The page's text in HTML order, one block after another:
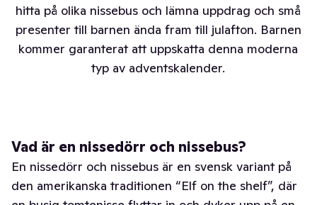
hitta på olika nissebus och lämna uppdrag och små
presenter till barnen ända fram till julafton. Barnen
kommer garanterat att uppskatta denna moderna
typ av adventskalender.
Vad är en nissedörr och nissebus?
En nissedörr och nissebus är en svensk variant på
den amerikanska traditionen “Elf on the shelf”, där